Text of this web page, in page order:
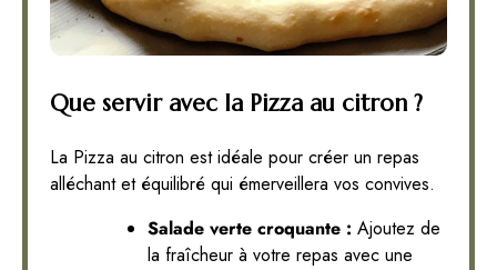
Que servir avec la Pizza au citron ?
La Pizza au citron est idéale pour créer un repas
alléchant et équilibré qui émerveillera vos convives.
Salade verte croquante : Ajoutez de
la fraîcheur à votre repas avec une